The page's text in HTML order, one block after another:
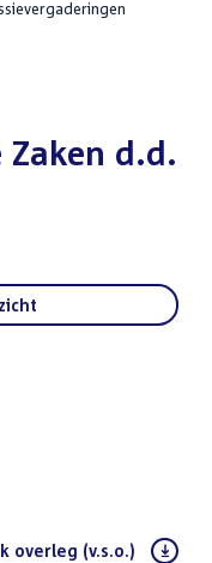
Zaken d.d.
overleg (v.s.o.) (PDF)